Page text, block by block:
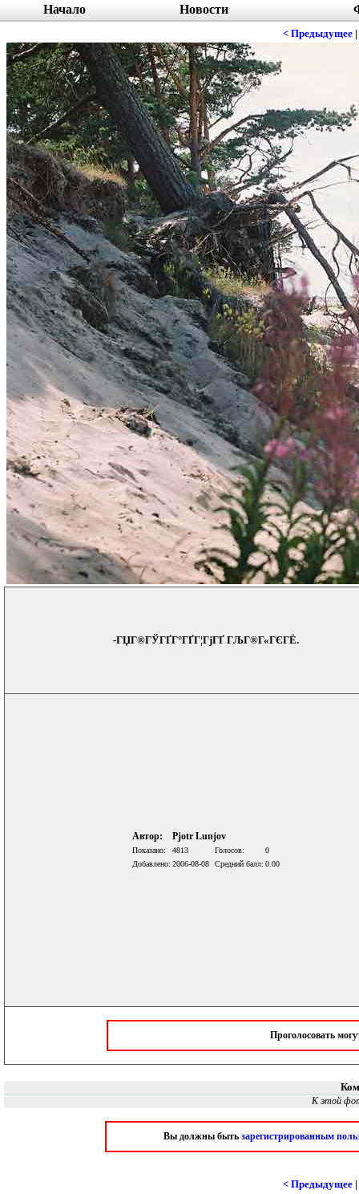
Начало Новости
< Предыдущее |
-ГЏГ®ГЎГҐГ°ГҐГ¦ГјГҐ ГЉГ®Г«ГЄГЁ.
Автор: Pjotr Lunjov
Показано: 4813 Голосов:
0
Добавлено: 2006-08-08 Средний балл: 0.00
Проголосовать
К этой
Вы должны бытьзарегистрированным
< Предыдущее |